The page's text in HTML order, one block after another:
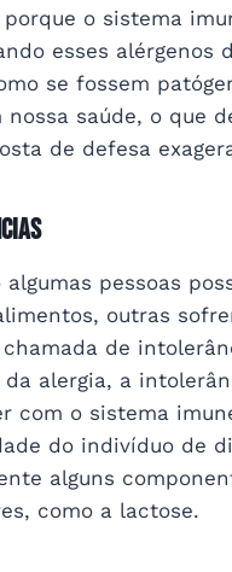
o sistema
esses alérgenos
se fossem
nossa saúde, o que
de defesa
algumas pessoas
outras
de
alergia, a
com o sistema
do indivíduo de
alguns
como a lactose.